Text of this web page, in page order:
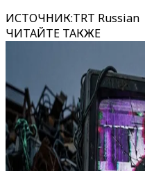
ИСТОЧНИК:TRT Russian
ЧИТАЙТЕ ТАКЖЕ